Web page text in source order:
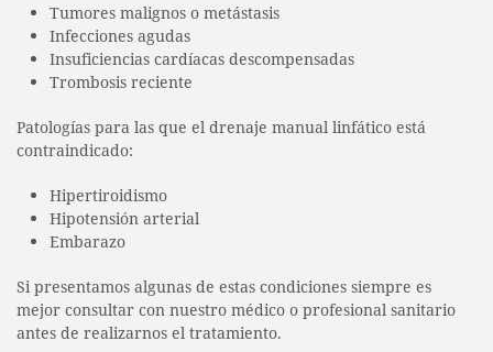
Tumores malignos o metástasis
Infecciones agudas
Insuficiencias cardíacas descompensadas
Trombosis reciente
Patologías para las que el drenaje manual linfático está
contraindicado:
Hipertiroidismo
Hipotensión arterial
Embarazo
Si presentamos algunas de estas condiciones siempre es
mejor consultar con nuestro médico o profesional sanitario
antes de realizarnos el tratamiento.